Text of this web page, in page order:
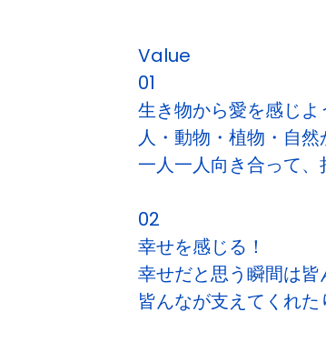
Value
01
生き物から愛を感じよ
人・動物・植物・自
一人一人向き合って
02
幸せを感じる！
幸せだと思う瞬間は皆
皆んなが支えてくれ